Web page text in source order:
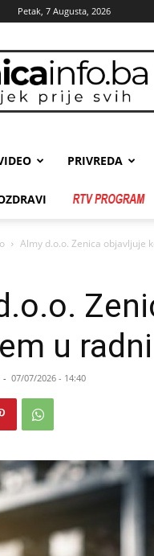
Petak, 7 Augusta, 2026
zenicainfo.ba
PRIVREDA
Almy d.o.o. Zenica objavljuje
u
- 07/07/2026 - 14:40